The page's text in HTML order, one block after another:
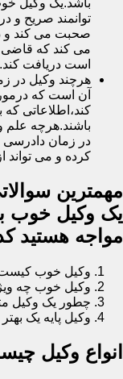
باشد.یک وکیل
توانمند صریح و
صحبت می کند و
می کند که قاضی
است دریافت کند.
هرچند وکیل در
آن است که
کند،اطلاعاتی که
باشند.هرچه علم
در زمان دادرسی
کرده و می تواند
مهمترین
یک وکیل خوب
مواجه هستید
وکیل خوب
وکیل خوب چه
چطور یک وکیل
وکیل پایه یک
انواع وکیل